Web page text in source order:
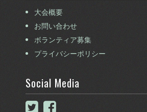
大会概要
お問い合わせ
ボランティア募集
プライバシーポリシー
Social Media